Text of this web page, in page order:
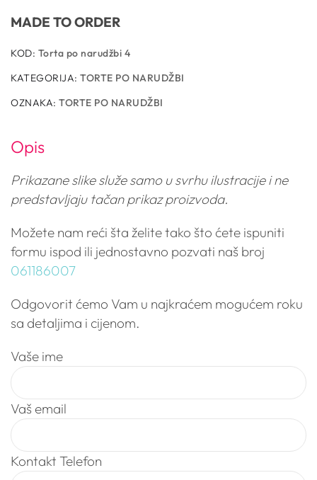
MADE TO ORDER
KOD: Torta po narudžbi 4
KATEGORIJA: TORTE PO NARUDŽBI
OZNAKA: TORTE PO NARUDŽBI
Opis
Prikazane slike služe samo u svrhu ilustracije i ne
predstavljaju tačan prikaz proizvoda.
Možete nam reći šta želite tako što ćete ispuniti
formu ispod ili jednostavno pozvati naš broj
061186007
Odgovorit ćemo Vam u najkraćem mogućem roku
sa detaljima i cijenom.
Vaše ime
Vaš email
Kontakt Telefon